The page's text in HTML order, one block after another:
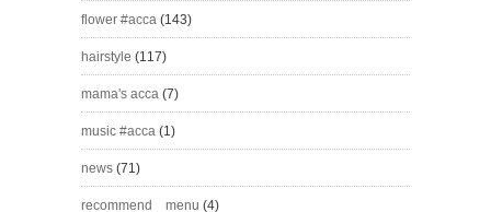
flower #acca (143)
hairstyle (117)
mama's acca (7)
music #acca (1)
news (71)
recommend menu (4)